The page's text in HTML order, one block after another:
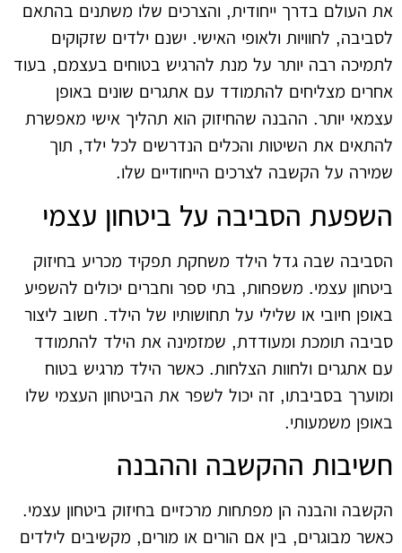
את העולם בדרך ייחודית, והצרכים שלו משתנים בהתאם
לסביבה, לחוויות ולאופי האישי. ישנם ילדים שזקוקים
לתמיכה רבה יותר על מנת להרגיש בטוחים בעצמם, בעוד
אחרים מצליחים להתמודד עם אתגרים שונים באופן
עצמאי יותר. ההבנה שהחיזוק הוא תהליך אישי מאפשרת
להתאים את השיטות והכלים הנדרשים לכל ילד, תוך
שמירה על הקשבה לצרכים הייחודיים שלו.
השפעת הסביבה על ביטחון עצמי
הסביבה שבה גדל הילד משחקת תפקיד מכריע בחיזוק
ביטחון עצמי. משפחות, בתי ספר וחברים יכולים להשפיע
באופן חיובי או שלילי על תחושותיו של הילד. חשוב ליצור
סביבה תומכת ומעודדת, שמזמינה את הילד להתמודד
עם אתגרים ולחוות הצלחות. כאשר הילד מרגיש בטוח
ומוערך בסביבתו, זה יכול לשפר את הביטחון העצמי שלו
באופן משמעותי.
חשיבות ההקשבה וההבנה
הקשבה והבנה הן מפתחות מרכזיים בחיזוק ביטחון עצמי.
כאשר מבוגרים, בין אם הורים או מורים, מקשיבים לילדים